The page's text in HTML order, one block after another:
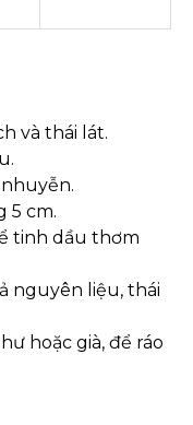
và thái lát.
5 cm.
tinh dầu thơm
nguyên liệu, thái
hoặc già, để ráo